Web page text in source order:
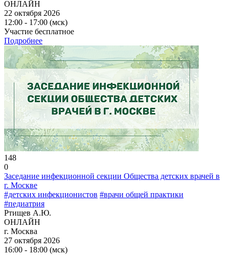
ОНЛАЙН
22 октября 2026
12:00 - 17:00 (мск)
Участие бесплатное
Подробнее
148
0
Заседание инфекционной секции Общества детских врачей в
г. Москве
#детских инфекционистов #врачи общей практики
#педиатрия
Ртищев А.Ю.
ОНЛАЙН
г. Москва
27 октября 2026
16:00 - 18:00 (мск)